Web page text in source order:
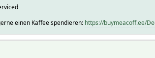
einen Kaffee spendieren: https://buymeacoff.ee/